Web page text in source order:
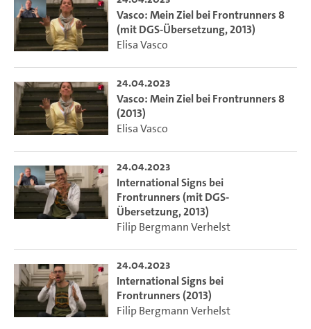
Vasco: Mein Ziel bei Frontrunners 8
(mit DGS-Übersetzung, 2013)
Elisa Vasco
24.04.2023
Vasco: Mein Ziel bei Frontrunners 8
(2013)
Elisa Vasco
24.04.2023
International Signs bei
Frontrunners (mit DGS-
Übersetzung, 2013)
Filip Bergmann Verhelst
24.04.2023
International Signs bei
Frontrunners (2013)
Filip Bergmann Verhelst